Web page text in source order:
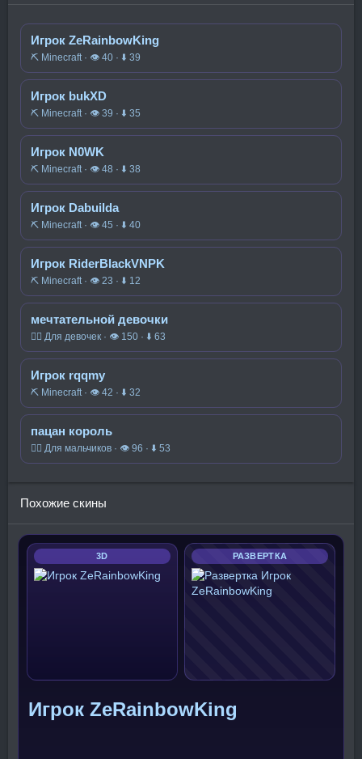
Игрок ZeRainbowKing
⛏️ Minecraft · 👁 40 · ⬇ 39
Игрок bukXD
⛏️ Minecraft · 👁 39 · ⬇ 35
Игрок N0WK
⛏️ Minecraft · 👁 48 · ⬇ 38
Игрок Dabuilda
⛏️ Minecraft · 👁 45 · ⬇ 40
Игрок RiderBlackVNPK
⛏️ Minecraft · 👁 23 · ⬇ 12
мечтательной девочки
🧍‍♀️ Для девочек · 👁 150 · ⬇ 63
Игрок rqqmy
⛏️ Minecraft · 👁 42 · ⬇ 32
пацан король
🧍‍♂️ Для мальчиков · 👁 96 · ⬇ 53
Похожие скины
3D РАЗВЕРТКА
Игрок ZeRainbowKing